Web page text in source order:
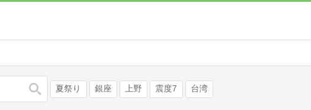
検索 夏祭り 銀座 上野 震度7 台湾